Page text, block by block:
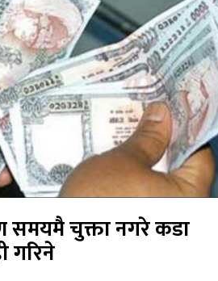
समयमै चुक्ता नगरे कडा
गरिने